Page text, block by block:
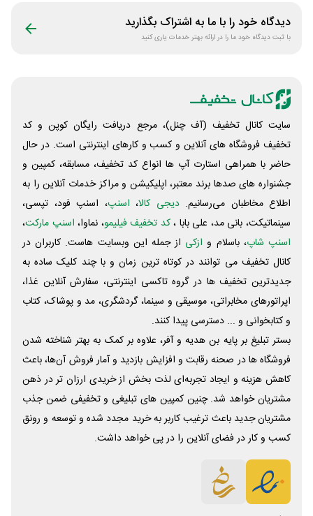
دیدگاه خود را با ما به اشتراک بگذارید
با ثبت دیدگاه خود ما را در ارائه بهتر خدمات یاری کنید
سایت کانال تخفیف (آف چنل)، مرجع دریافت رایگان کوپن و کد
تخفیف فروشگاه های آنلاین و کسب و‌ کارهای اینترنتی است. در حال
حاضر با همراهی استارت آپ ها انواع کد تخفیف، مسابقه، کمپین و
جشنواره های صدها برند معتبر، اپلیکیشن و مراکز خدمات آنلاین را به
اطلاع مخاطبان می‌رسانیم. دیجی کالا، اسنپ، اسنپ فود، تپسی،
سینماتیکت، بانی مد، علی‌ بابا ،کد تخفیف فیلیمو، نماوا، اسنپ مارکت،
اسنپ شاپ، باسلام و ازکی از جمله این وبسایت ‌هاست. کاربران در
کانال تخفیف می توانند در کوتاه ترین زمان و با چند کلیک ساده به
جدیدترین تخفیف ها در گروه تاکسی اینترنتی، سفارش آنلاین غذا،
اپراتورهای مخابراتی، موسیقی و سینما، گردشگری، مد و پوشاک، کتاب
و کتابخوانی و ... دسترسی پیدا کنند.
بستر تبلیغ بر پایه بن هدیه و آفر، علاوه بر کمک به بهتر شناخته شدن
فروشگاه ها در صحنه رقابت و افزایش بازدید و آمار فروش آن‌ها، باعث
کاهش هزینه و ایجاد تجربه‌ای لذت بخش از خریدی ارزان تر در ذهن
مشتریان خواهد شد. چنین کمپین های تبلیغی و تخفیفی ضمن جذب
مشتریان جدید باعث ترغیب کاربر به خرید مجدد شده و توسعه و رونق
کسب و کار در فضای آنلاین را در پی خواهد داشت.